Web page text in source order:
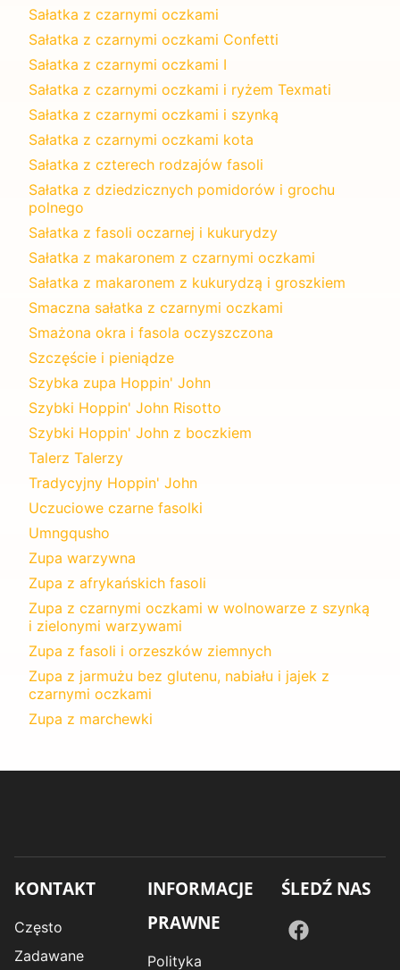
Sałatka z czarnymi oczkami
Sałatka z czarnymi oczkami Confetti
Sałatka z czarnymi oczkami I
Sałatka z czarnymi oczkami i ryżem Texmati
Sałatka z czarnymi oczkami i szynką
Sałatka z czarnymi oczkami kota
Sałatka z czterech rodzajów fasoli
Sałatka z dziedzicznych pomidorów i grochu
polnego
Sałatka z fasoli oczarnej i kukurydzy
Sałatka z makaronem z czarnymi oczkami
Sałatka z makaronem z kukurydzą i groszkiem
Smaczna sałatka z czarnymi oczkami
Smażona okra i fasola oczyszczona
Szczęście i pieniądze
Szybka zupa Hoppin' John
Szybki Hoppin' John Risotto
Szybki Hoppin' John z boczkiem
Talerz Talerzy
Tradycyjny Hoppin' John
Uczuciowe czarne fasolki
Umngqusho
Zupa warzywna
Zupa z afrykańskich fasoli
Zupa z czarnymi oczkami w wolnowarze z szynką
i zielonymi warzywami
Zupa z fasoli i orzeszków ziemnych
Zupa z jarmużu bez glutenu, nabiału i jajek z
czarnymi oczkami
Zupa z marchewki
KONTAKT
Często
Zadawane
INFORMACJE
PRAWNE
Polityka
ŚLEDŹ NAS